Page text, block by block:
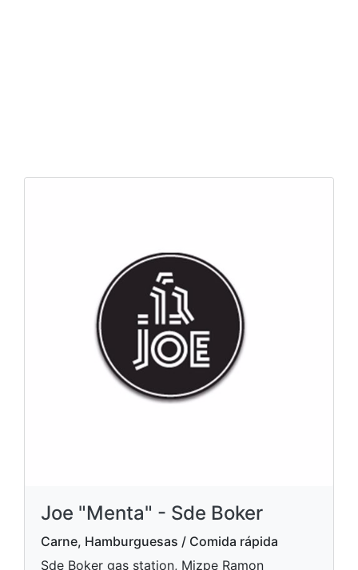
Joe "Menta" - Sde Boker
Carne, Hamburguesas / Comida rápida
Sde Boker gas station, Mizpe Ramon